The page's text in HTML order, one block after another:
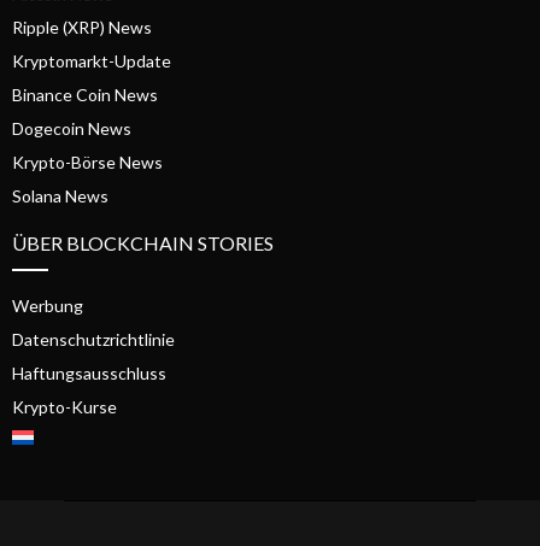
Ripple (XRP) News
Kryptomarkt-Update
Binance Coin News
Dogecoin News
Krypto-Börse News
Solana News
ÜBER BLOCKCHAIN STORIES
Werbung
Datenschutzrichtlinie
Haftungsausschluss
Krypto-Kurse